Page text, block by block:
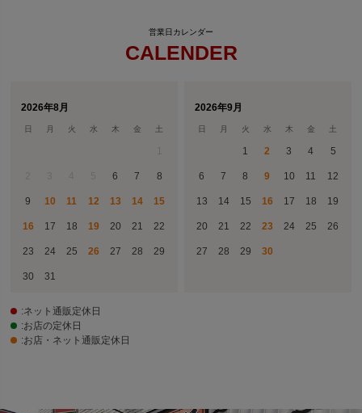
CALENDER
2026年8月
日 月 火 水 木 金 土
6 7 8
9 10 11 12 13 14 15
16 17 18 19 20 21 22
23 24 25 26 27 28 29
30 31
2026年9月
日 月 火 水 木 金 土
1 2 3 4 5
6 7 8 9 10 11 12
13 14 15 16 17 18 19
20 21 22 23 24 25 26
27 28 29 30
:ネット通販定休日
:お店の定休日
:お店・ネット通販定休日